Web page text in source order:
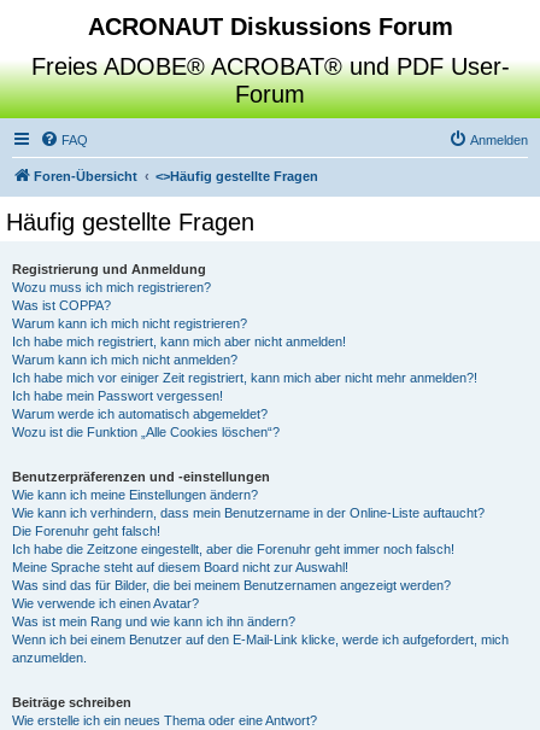
ACRONAUT Diskussions Forum
Freies ADOBE® ACROBAT® und PDF User-
Forum
FAQ Anmelden
Foren-Übersicht <>Häufig gestellte Fragen
Häufig gestellte Fragen
Registrierung und Anmeldung
Wozu muss ich mich registrieren?
Was ist COPPA?
Warum kann ich mich nicht registrieren?
Ich habe mich registriert, kann mich aber nicht anmelden!
Warum kann ich mich nicht anmelden?
Ich habe mich vor einiger Zeit registriert, kann mich aber nicht mehr anmelden?!
Ich habe mein Passwort vergessen!
Warum werde ich automatisch abgemeldet?
Wozu ist die Funktion „Alle Cookies löschen“?
Benutzerpräferenzen und -einstellungen
Wie kann ich meine Einstellungen ändern?
Wie kann ich verhindern, dass mein Benutzername in der Online-Liste auftaucht?
Die Forenuhr geht falsch!
Ich habe die Zeitzone eingestellt, aber die Forenuhr geht immer noch falsch!
Meine Sprache steht auf diesem Board nicht zur Auswahl!
Was sind das für Bilder, die bei meinem Benutzernamen angezeigt werden?
Wie verwende ich einen Avatar?
Was ist mein Rang und wie kann ich ihn ändern?
Wenn ich bei einem Benutzer auf den E-Mail-Link klicke, werde ich aufgefordert, mich
anzumelden.
Beiträge schreiben
Wie erstelle ich ein neues Thema oder eine Antwort?